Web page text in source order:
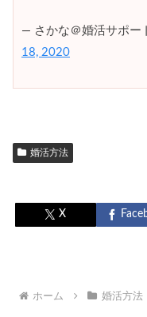
— さかな＠婚活サポー
18, 2020
婚活方法
X
ホーム 婚活方法